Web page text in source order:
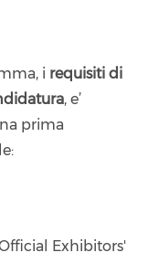
i requisiti di
, e’
prima
Exhibitors'